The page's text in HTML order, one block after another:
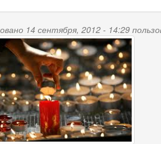
14 сентября, 2012 - 14:29